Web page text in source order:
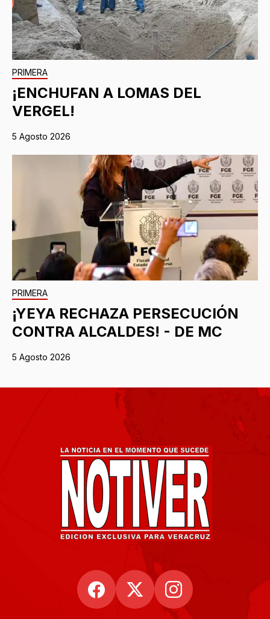
PRIMERA
¡ENCHUFAN A LOMAS DEL
VERGEL!
5 Agosto 2026
PRIMERA
¡YEYA RECHAZA PERSECUCIÓN
CONTRA ALCALDES! - DE MC
5 Agosto 2026